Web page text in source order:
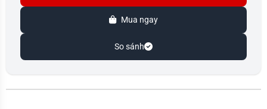
Mua ngay
So sánh